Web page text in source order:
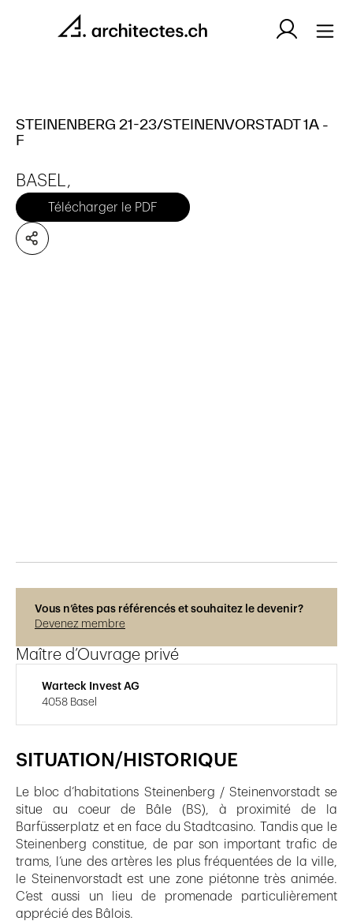
STEINENBERG 21-23/STEINENVORSTADT 1A -
F
BASEL,
Télécharger le PDF
SITUATION/HISTORIQUE
Le bloc d’habitations Steinenberg / Steinenvorstadt se
situe au coeur de Bâle (BS), à proximité de la
Barfüsserplatz et en face du Stadtcasino. Tandis que le
Steinenberg constitue, de par son important trafic de
trams, l’une des artères les plus fréquentées de la ville,
le Steinenvorstadt est une zone piétonne très animée.
C’est aussi un lieu de promenade particulièrement
apprécié des Bâlois.
Vous n’êtes pas référencés et souhaitez le devenir?
Devenez membre
Maître d’Ouvrage privé
Warteck Invest AG
4058 Basel